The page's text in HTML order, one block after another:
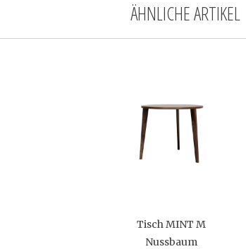
ÄHNLICHE ARTIKEL
Tisch MINT M
Nussbaum